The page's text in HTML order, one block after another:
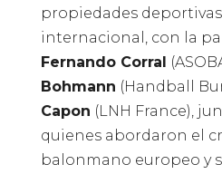
propiedades deportivas
internacional, con la
Fernando Corral
Bohmann (Handball
Capon (LNH France),
quienes abordaron el
balonmano europeo y